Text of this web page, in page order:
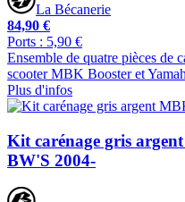
La Bécanerie
84,90 €
Ports : 5,90 €
Ensemble de quatre pièces de
scooter MBK Booster et
Plus d'infos
Kit carénage gris
BW'S 2004-